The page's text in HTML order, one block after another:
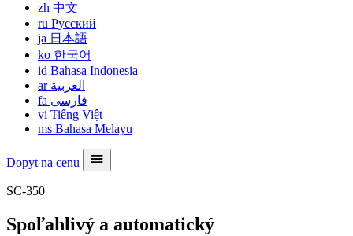
zh 中文
ru Русский
ja 日本語
ko 한국어
id Bahasa Indonesia
ar العربية
fa فارسی
vi Tiếng Việt
ms Bahasa Melayu
Dopyt na cenu
SC-350
Spoľahlivý a automatický